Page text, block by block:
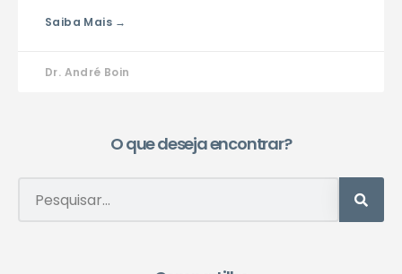
Saiba Mais →
Dr. André Boin
O que deseja encontrar?